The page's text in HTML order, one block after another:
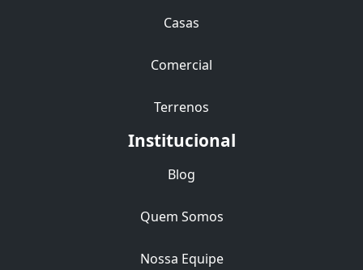
Casas
Comercial
Terrenos
Institucional
Blog
Quem Somos
Nossa Equipe